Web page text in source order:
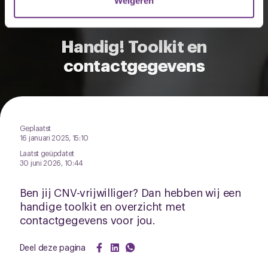
U kunt uw toestemming op elk moment wijzigen of
het ronde cookie-instellingenicoontje linksonder op de
Handig! Toolkit en
contactgegevens
Geplaatst
16 januari 2025, 15:10
Laatst geüpdatet
30 juni 2026, 10:44
Ben jij CNV-vrijwilliger? Dan hebben wij een
handige toolkit en overzicht met
contactgegevens voor jou.
Deel deze pagina